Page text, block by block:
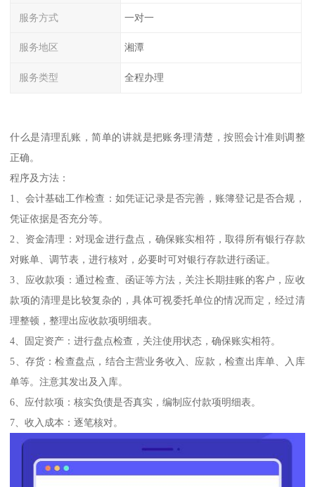
服务方式 一对一
服务地区 湘潭
服务类型 全程办理
什么是清理乱账，简单的讲就是把账务理清楚，按照会计准则调整
正确。
程序及方法：
1、会计基础工作检查：如凭证记录是否完善，账簿登记是否合规，
凭证依据是否充分等。
2、资金清理：对现金进行盘点，确保账实相符，取得所有银行存款
对账单、调节表，进行核对，必要时可对银行存款进行函证。
3、应收款项：通过检查、函证等方法，关注长期挂账的客户，应收
款项的清理是比较复杂的，具体可视委托单位的情况而定，经过清
理整顿，整理出应收款项明细表。
4、固定资产：进行盘点检查，关注使用状态，确保账实相符。
5、存货：检查盘点，结合主营业务收入、应款，检查出库单、入库
单等。注意其发出及入库。
6、应付款项：核实负债是否真实，编制应付款项明细表。
7、收入成本：逐笔核对。